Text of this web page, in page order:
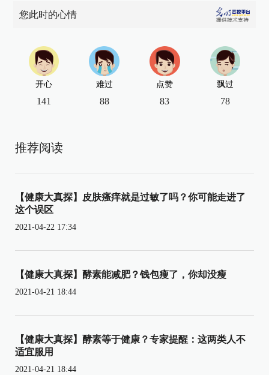
您此时的心情
开心
141
难过
88
点赞
83
飘过
78
推荐阅读
【健康大真探】皮肤瘙痒就是过敏了吗？你可能走进了
这个误区
2021-04-22 17:34
【健康大真探】酵素能减肥？钱包瘦了，你却没瘦
2021-04-21 18:44
【健康大真探】酵素等于健康？专家提醒：这两类人不
适宜服用
2021-04-21 18:44